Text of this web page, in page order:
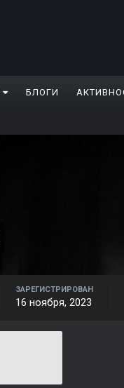
БЛОГИ
ЗАРЕГИСТРИРОВАН
16 ноября, 2023